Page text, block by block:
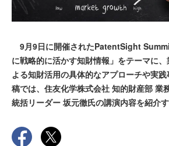
9月9日に開催されたPatentSight
に戦略的に活かす知財情報」をテーマに
よる知財活用の具体的なアプローチや実
稿では、住友化学株式会社 知的財産部 業
統括リーダー 坂元徹氏の講演内容を紹介す